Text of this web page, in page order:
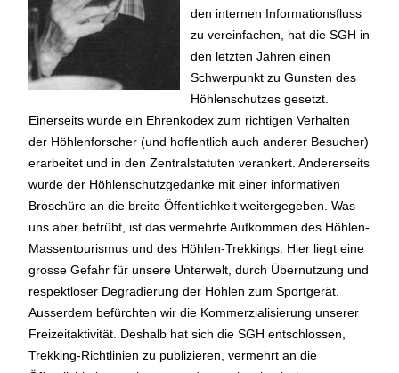
den internen Informationsfluss
zu vereinfachen, hat die SGH in
den letzten Jahren einen
Schwerpunkt zu Gunsten des
Höhlenschutzes gesetzt.
Einerseits wurde ein Ehrenkodex zum richtigen Verhalten
der Höhlenforscher (und hoffentlich auch anderer Besucher)
erarbeitet und in den Zentralstatuten verankert. Andererseits
wurde der Höhlenschutzgedanke mit einer informativen
Broschüre an die breite Öffentlichkeit weitergegeben. Was
uns aber betrübt, ist das vermehrte Aufkommen des Höhlen-
Massentourismus und des Höhlen-Trekkings. Hier liegt eine
grosse Gefahr für unsere Unterwelt, durch Übernutzung und
respektloser Degradierung der Höhlen zum Sportgerät.
Ausserdem befürchten wir die Kommerzialisierung unserer
Freizeitaktivität. Deshalb hat sich die SGH entschlossen,
Trekking-Richtlinien zu publizieren, vermehrt an die